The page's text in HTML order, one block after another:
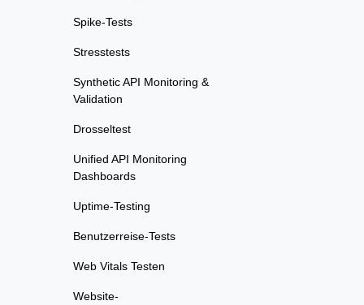
Spike-Tests
Stresstests
Synthetic API Monitoring &
Validation
Drosseltest
Unified API Monitoring
Dashboards
Uptime-Testing
Benutzerreise-Tests
Web Vitals Testen
Website-